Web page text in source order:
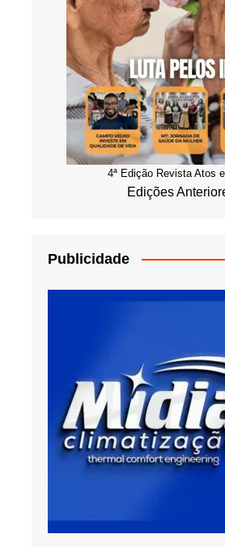
4ª Edição Revista Atos
Edições
Publicidade